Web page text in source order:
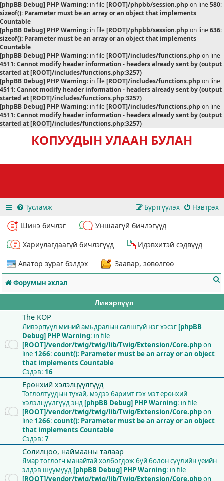
[phpBB Debug] PHP Warning: in file[ROOT]/phpbb/session.php on line580:
sizeof(): Parameter must be an array or an object that implements
Countable
[phpBB Debug] PHP Warning: in file[ROOT]/phpbb/session.php on line636:
sizeof(): Parameter must be an array or an object that implements
Countable
[phpBB Debug] PHP Warning: in file[ROOT]/includes/functions.php on line
4511:Cannot modify header information - headers already sent by (output
started at [ROOT]/includes/functions.php:3257)
[phpBB Debug] PHP Warning: in file[ROOT]/includes/functions.php on line
4511:Cannot modify header information - headers already sent by (output
started at [ROOT]/includes/functions.php:3257)
[phpBB Debug] PHP Warning: in file[ROOT]/includes/functions.php on line
4511:Cannot modify header information - headers already sent by (output
started at [ROOT]/includes/functions.php:3257)
КОПУУДЫН УЛААН БУЛАН
Тусламж Нэвтрэх
Бүртгүүлэх
Шинэ бичлэг
Уншаагүй бичлэгүүд
Хариулагдаагүй бичлэгүүд
Идэвхитэй сэдвүүд
Аватор зураг бэлдэх
Заавар, зөвөлгөө
Форумын эхлэл
а
Ливэрпүүл
The KOP
Ливэрпүүл миний амьдралын салшгүй нэг хэсэг [phpBB
Debug] PHP Warning: in file
[ROOT]/vendor/twig/twig/lib/Twig/Extension/Core.phpon
line 1266: count(): Parameter must be an array or an object
that implements Countable
Сэдэв: 16
Ерөнхий хэлэлцүүлгүүд
Тоглолтуудын тухай, мэдээ баримт гэх мэт ерөнхий
хэлэлцүүлгүүд энд [phpBB Debug] PHP Warning: in file
[ROOT]/vendor/twig/twig/lib/Twig/Extension/Core.phpon
line 1266: count(): Parameter must be an array or an object
that implements Countable
Сэдэв: 7
Солилцоо, наймааны талаар
Ямар тоглогч манайтай холбогдож буй болон сүүлийн үеийн
элдэв шуумууд [phpBB Debug] PHP Warning: in file
[ROOT]/vendor/twig/twig/lib/Twig/Extension/Core.phpon